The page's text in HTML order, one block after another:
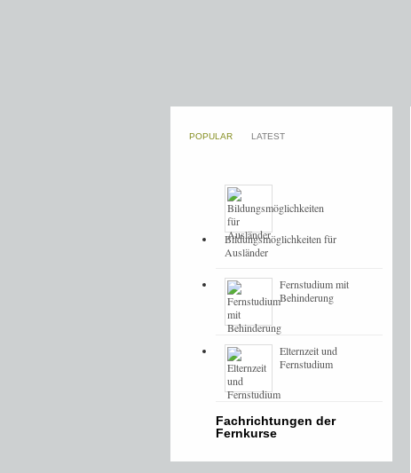
POPULAR LATEST
Bildungsmöglichkeiten für
Ausländer
Fernstudium mit
Behinderung
Elternzeit und
Fernstudium
Fachrichtungen der
Fernkurse